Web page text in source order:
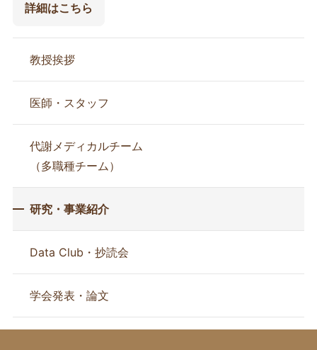
教授挨拶
医師・スタッフ
代謝メディカルチーム
（多職種チーム）
研究・事業紹介
Data Club・抄読会
学会発表・論文
詳細はこちら